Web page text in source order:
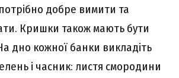
добре вимити та
Кришки також мають бути
дно кожної банки викладіть
і часник: листя смородини